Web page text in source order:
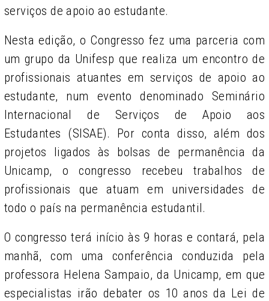
serviços de apoio ao estudante.
Nesta edição, o Congresso fez uma parceria com
um grupo da Unifesp que realiza um encontro de
profissionais atuantes em serviços de apoio ao
estudante, num evento denominado Seminário
Internacional de Serviços de Apoio aos
Estudantes (SISAE). Por conta disso, além dos
projetos ligados às bolsas de permanência da
Unicamp, o congresso recebeu trabalhos de
profissionais que atuam em universidades de
todo o país na permanência estudantil.
O congresso terá início às 9 horas e contará, pela
manhã, com uma conferência conduzida pela
professora Helena Sampaio, da Unicamp, em que
especialistas irão debater os 10 anos da Lei de